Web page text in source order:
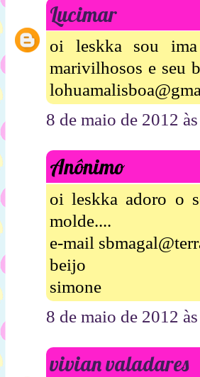
Lucimar
oi leskka sou
marivilhosos e seu
8 de maio de 2012
Anônimo
oi leskka adoro o
molde....
e-mail
beijo
simone
8 de maio de 2012
vivian valadares